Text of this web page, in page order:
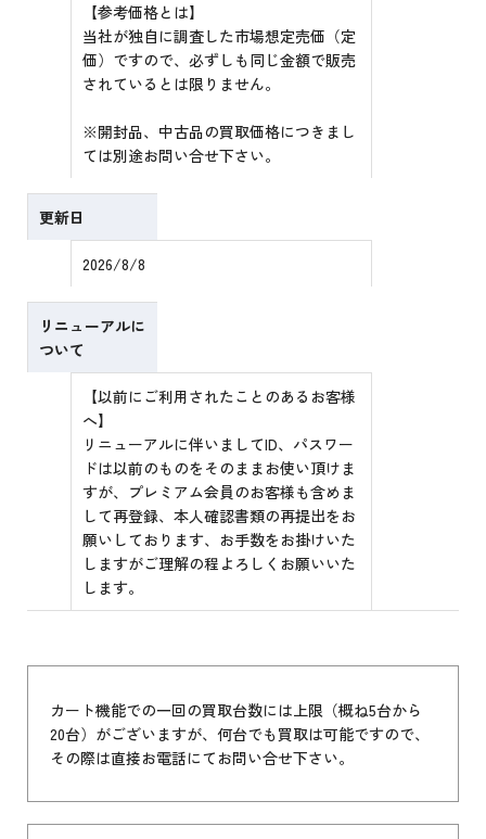
【参考価格とは】
当社が独自に調査した市場想定売価（定
価）ですので、必ずしも同じ金額で販売
されているとは限りません。
※開封品、中古品の買取価格につきまし
ては別途お問い合せ下さい。
更新日
2026/8/8
リニューアルに
ついて
【以前にご利用されたことのあるお客様
へ】
リニューアルに伴いましてID、パスワー
ドは以前のものをそのままお使い頂けま
すが、プレミアム会員のお客様も含めま
して再登録、本人確認書類の再提出をお
願いしております、お手数をお掛けいた
しますがご理解の程よろしくお願いいた
します。
カート機能での一回の買取台数には上限（概ね5台から
20台）がございますが、何台でも買取は可能ですので、
その際は直接お電話にてお問い合せ下さい。